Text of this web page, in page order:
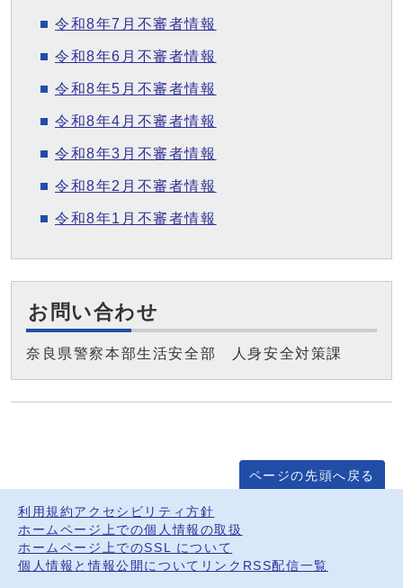
令和8年7月不審者情報
令和8年6月不審者情報
令和8年5月不審者情報
令和8年4月不審者情報
令和8年3月不審者情報
令和8年2月不審者情報
令和8年1月不審者情報
お問い合わせ
奈良県警察本部生活安全部 人身安全対策課
ページの先頭へ戻る
利用規約 アクセシビリティ方針
ホームページ上での個人情報の取扱
ホームページ上でのSSL について
個人情報と情報公開について リンク RSS配信一覧